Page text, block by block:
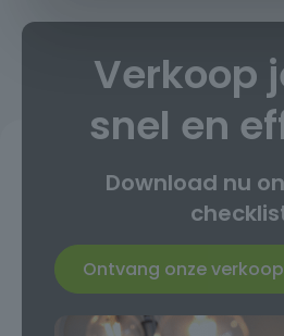
Verkoop
snel en
Download nu
Ontvang onze